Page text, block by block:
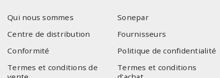
Qui nous sommes
Sonepar
Centre de distribution
Fournisseurs
Conformité
Politique de confidentialité
Termes et conditions de
Termes et conditions